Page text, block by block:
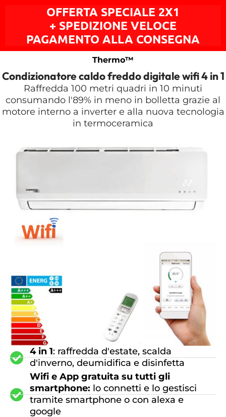
OFFERTA SPECIALE 2X1
+ SPEDIZIONE VELOCE
PAGAMENTO ALLA CONSEGNA
Thermo™
Condizionatore caldo freddo digitale wifi 4 in 1
Raffredda 100 metri quadri in 10 minuti
consumando l'89% in meno in bolletta grazie al
motore interno a inverter e alla nuova tecnologia
in termoceramica
4 in 1: raffredda d'estate, scalda
d'inverno, deumidifica e disinfetta
Wifi e App gratuita su tutti gli
smartphone: lo connetti e lo gestisci
tramite smartphone o con alexa e
google